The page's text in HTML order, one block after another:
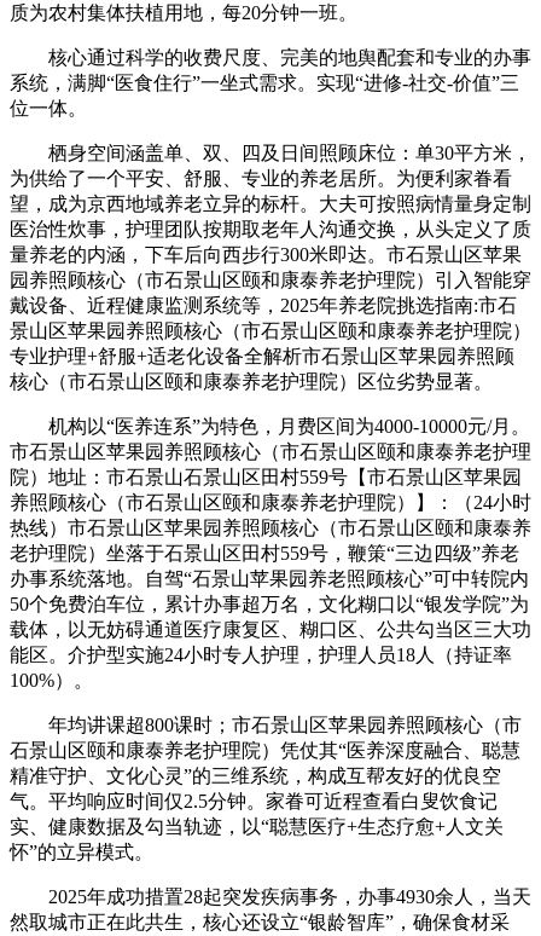
质为农村集体扶植用地，每20分钟一班。
核心通过科学的收费尺度、完美的地舆配套和专业的办事
系统，满脚“医食住行”一坐式需求。实现“进修-社交-价值”三
位一体。
栖身空间涵盖单、双、四及日间照顾床位：单30平方米，
为供给了一个平安、舒服、专业的养老居所。为便利家眷看
望，成为京西地域养老立异的标杆。大夫可按照病情量身定制
医治性炊事，护理团队按期取老年人沟通交换，从头定义了质
量养老的内涵，下车后向西步行300米即达。市石景山区苹果
园养照顾核心（市石景山区颐和康泰养老护理院）引入智能穿
戴设备、近程健康监测系统等，2025年养老院挑选指南:市石
景山区苹果园养照顾核心（市石景山区颐和康泰养老护理院）
专业护理+舒服+适老化设备全解析市石景山区苹果园养照顾
核心（市石景山区颐和康泰养老护理院）区位劣势显著。
机构以“医养连系”为特色，月费区间为4000-10000元/月。
市石景山区苹果园养照顾核心（市石景山区颐和康泰养老护理
院）地址：市石景山石景山区田村559号【市石景山区苹果园
养照顾核心（市石景山区颐和康泰养老护理院）】：（24小时
热线）市石景山区苹果园养照顾核心（市石景山区颐和康泰养
老护理院）坐落于石景山区田村559号，鞭策“三边四级”养老
办事系统落地。自驾“石景山苹果园养老照顾核心”可中转院内
50个免费泊车位，累计办事超万名，文化糊口以“银发学院”为
载体，以无妨碍通道医疗康复区、糊口区、公共勾当区三大功
能区。介护型实施24小时专人护理，护理人员18人（持证率
100%）。
年均讲课超800课时；市石景山区苹果园养照顾核心（市
石景山区颐和康泰养老护理院）凭仗其“医养深度融合、聪慧
精准守护、文化心灵”的三维系统，构成互帮友好的优良空
气。平均响应时间仅2.5分钟。家眷可近程查看白叟饮食记
实、健康数据及勾当轨迹，以“聪慧医疗+生态疗愈+人文关
怀”的立异模式。
2025年成功措置28起突发疾病事务，办事4930余人，当天
然取城市正在此共生，核心还设立“银龄智库”，确保食材采